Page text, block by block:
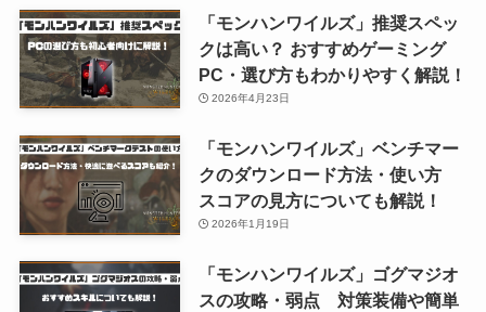
「モンハンワイルズ」推奨スペッ
クは高い？ おすすめゲーミング
PC・選び方もわかりやすく解説！
2026年4月23日
「モンハンワイルズ」ベンチマー
クのダウンロード方法・使い方
スコアの見方についても解説！
2026年1月19日
「モンハンワイルズ」ゴグマジオ
スの攻略・弱点 対策装備や簡単